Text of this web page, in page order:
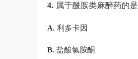
4. 属于酰胺类麻醉药的是
A. 利多卡因
B. 盐酸氯胺酮